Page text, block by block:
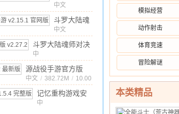
师对决37版
本 v2.37.3
最新版
中文
1.73G / 10.00
斗罗大陆魂
师对决37手
游 v2.15.1
官网版
中文
1.50G / 10.00
斗罗大陆魂师对决
官方版
中
文 / 1560.53MB / 10.00
源战役手游官方版
v4.2 最新版
中文 / 382.72M / 10.00
记忆重构游戏安
卓版
中
模拟经营
动作射击
体育竞速
冒险解谜
本类精品